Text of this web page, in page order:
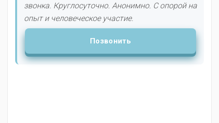
звонка. Круглосуточно. Анонимно. С опорой на
опыт и человеческое участие.
Позвонить